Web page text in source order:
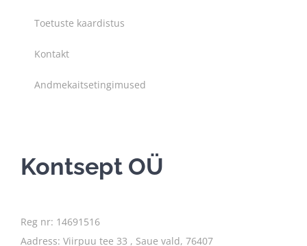
Toetuste kaardistus
Kontakt
Andmekaitsetingimused
Kontsept OÜ
Reg nr: 14691516
Aadress: Viirpuu tee 33 , Saue vald, 76407